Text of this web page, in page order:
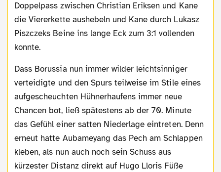
Doppelpass zwischen Christian Eriksen und Kane
die Viererkette aushebeln und Kane durch Lukasz
Piszczeks Beine ins lange Eck zum 3:1 vollenden
konnte.
Dass Borussia nun immer wilder leichtsinniger
verteidigte und den Spurs teilweise im Stile eines
aufgescheuchten Hühnerhaufens immer neue
Chancen bot, ließ spätestens ab der 70. Minute
das Gefühl einer satten Niederlage eintreten. Denn
erneut hatte Aubameyang das Pech am Schlappen
kleben, als nun auch noch sein Schuss aus
kürzester Distanz direkt auf Hugo Lloris Füße